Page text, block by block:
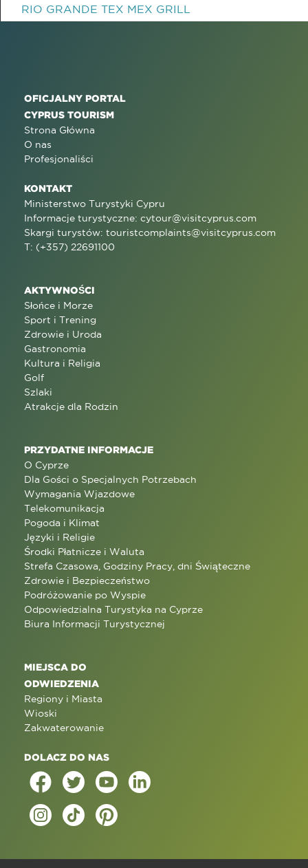
RIO GRANDE TEX MEX GRILL
OFICJALNY PORTAL
CYPRUS TOURISM
Strona Główna
O nas
Profesjonaliści
KONTAKT
Ministerstwo Turystyki Cypru
Informacje turystyczne: cytour@visitcyprus.com
Skargi turystów: touristcomplaints@visitcyprus.com
T: (+357) 22691100
AKTYWNOŚCI
Słońce i Morze
Sport i Trening
Zdrowie i Uroda
Gastronomia
Kultura i Religia
Golf
Szlaki
Atrakcje dla Rodzin
PRZYDATNE INFORMACJE
O Cyprze
Dla Gości o Specjalnych Potrzebach
Wymagania Wjazdowe
Telekomunikacja
Pogoda i Klimat
Języki i Religie
Środki Płatnicze i Waluta
Strefa Czasowa, Godziny Pracy, dni Świąteczne
Zdrowie i Bezpieczeństwo
Podróżowanie po Wyspie
Odpowiedzialna Turystyka na Cyprze
Biura Informacji Turystycznej
MIEJSCA DO
ODWIEDZENIA
Regiony i Miasta
Wioski
Zakwaterowanie
DOLACZ DO NAS